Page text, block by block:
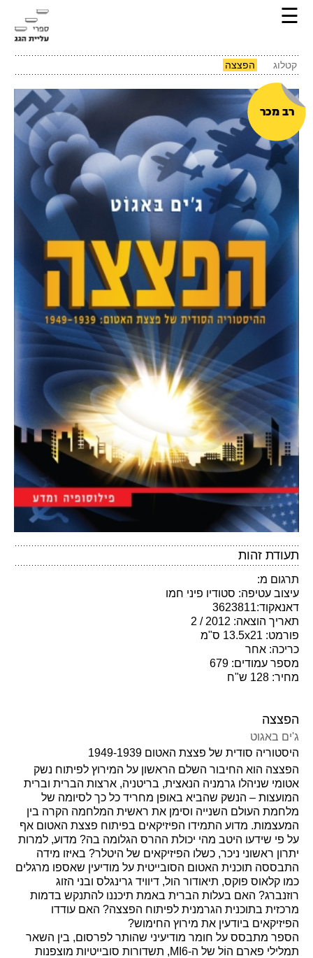
☰
קטלוג הפצצה
תעודת זהות
תרגום מ:
עיצוב עטיפה: סטודיו פיני חמו
דאנאקוד:3623811
תאריך הוצאה: 2012 / 2
פורמט: 13.5x21 ס"מ
כריכה: אחר
מספר עמודים: 679
מחיר: 128 ש"ח
הפצצה
ג'ים באגוט
היסטוריה סודית של פצצת האטום 1949-1939
הפצצה הוא החיבור השלם הראשון על המירוץ לפיתוח נשק
אטומי שניהלו גרמניה הנאצית, בריטניה, ארצות הברית וברית
המועצות – הנשק שהביא באופן מחריד כל כך לסיומה של
מלחמת העולם השנייה וסימן את ראשית המלחמה הקרה בין
המעצמות. מדוע התמידו הפיזיקאים בפיתוח פצצת האטום אף
על פי שידעו היטב מהי יכולת ההרס הגלומה בה? מדוע, למרות
יתרון ראשוני ניכר, כשלו הפיזיקאים של היטלר? באיזו מידה
התבססה תוכנית האטום הסובייטית על מודיעין שאספו מרגלים
כמו קלאוס פוקס, תיאודור הול, דיוויד גרינגלס ובני הזוג
רוזנברג? האם בעלות הברית באמת תיכננו להתנקש בדמות
מרכזית בתוכנית הגרמנית לפיתוח הפצצה? האם עודדו
הפיזיקאים ביודעין את מירוץ החימוש?
הספר מתבסס על חומר מודיעיני שהותר לפרסום, בין השאר
תמלילי פארם הוֹל של ה-MI6, תשדורות סובייטיות מוצפנות